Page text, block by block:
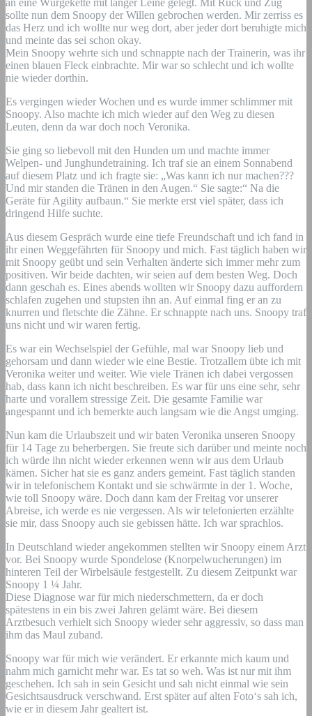
an eine Würgekette mit langer Leine gelegt. Mit Ruck und Zug
sollte nun dem Snoopy der Willen gebrochen werden. Mir zerriss es
das Herz und ich wollte nur weg dort, aber jeder dort beruhigte mich
und meinte das sei schon okay.
Mein Snoopy wehrte sich und schnappte nach der Trainerin, was ihr
einen blauen Fleck einbrachte. Mir war so schlecht und ich wollte
nie wieder dorthin.
Es vergingen wieder Wochen und es wurde immer schlimmer mit
Snoopy. Also machte ich mich wieder auf den Weg zu diesen
Leuten, denn da war doch noch Veronika.
Sie ging so liebevoll mit den Hunden um und machte immer
Welpen- und Junghundetraining. Ich traf sie an einem Sonnabend
auf diesem Platz und ich fragte sie: „Was kann ich nur machen???
Und mir standen die Tränen in den Augen.“ Sie sagte:“ Na die
Geräte für Agility aufbaun.“ Sie merkte erst viel später, dass ich
dringend Hilfe suchte.
Aus diesem Gespräch wurde eine tiefe Freundschaft und ich fand in
ihr einen Weggefährten für Snoopy und mich. Fast täglich haben wir
mit Snoopy geübt und sein Verhalten änderte sich immer mehr zum
positiven. Wir beide dachten, wir seien auf dem besten Weg. Doch
dann geschah es. Eines abends wollten wir Snoopy dazu auffordern
schlafen zugehen und stupsten ihn an. Auf einmal fing er an zu
knurren und fletschte die Zähne. Er schnappte nach uns. Snoopy traf
uns nicht und wir waren fertig.
Es war ein Wechselspiel der Gefühle, mal war Snoopy lieb und
gehorsam und dann wieder wie eine Bestie. Trotzallem übte ich mit
Veronika weiter und weiter. Wie viele Tränen ich dabei vergossen
hab, dass kann ich nicht beschreiben. Es war für uns eine sehr, sehr
harte und vorallem stressige Zeit. Die gesamte Familie war
angespannt und ich bemerkte auch langsam wie die Angst umging.
Nun kam die Urlaubszeit und wir baten Veronika unseren Snoopy
für 14 Tage zu beherbergen. Sie freute sich darüber und meinte noch
ich würde ihn nicht wieder erkennen wenn wir aus dem Urlaub
kämen. Sicher hat sie es ganz anders gemeint. Fast täglich standen
wir in telefonischem Kontakt und sie schwärmte in der 1. Woche,
wie toll Snoopy wäre. Doch dann kam der Freitag vor unserer
Abreise, ich werde es nie vergessen. Als wir telefonierten erzählte
sie mir, dass Snoopy auch sie gebissen hätte. Ich war sprachlos.
In Deutschland wieder angekommen stellten wir Snoopy einem Arzt
vor. Bei Snoopy wurde Spondelose (Knorpelwucherungen) im
hinteren Teil der Wirbelsäule festgestellt. Zu diesem Zeitpunkt war
Snoopy 1 ¼ Jahr.
Diese Diagnose war für mich niederschmettern, da er doch
spätestens in ein bis zwei Jahren gelämt wäre. Bei diesem
Arztbesuch verhielt sich Snoopy wieder sehr aggressiv, so dass man
ihm das Maul zuband.
Snoopy war für mich wie verändert. Er erkannte mich kaum und
nahm mich garnicht mehr war. Es tat so weh. Was ist nur mit ihm
geschehen. Ich sah in sein Gesicht und sah nicht einmal wie sein
Gesichtsausdruck verschwand. Erst später auf alten Foto‘s sah ich,
wie er in diesem Jahr gealtert ist.